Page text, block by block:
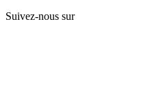
Suivez-nous sur